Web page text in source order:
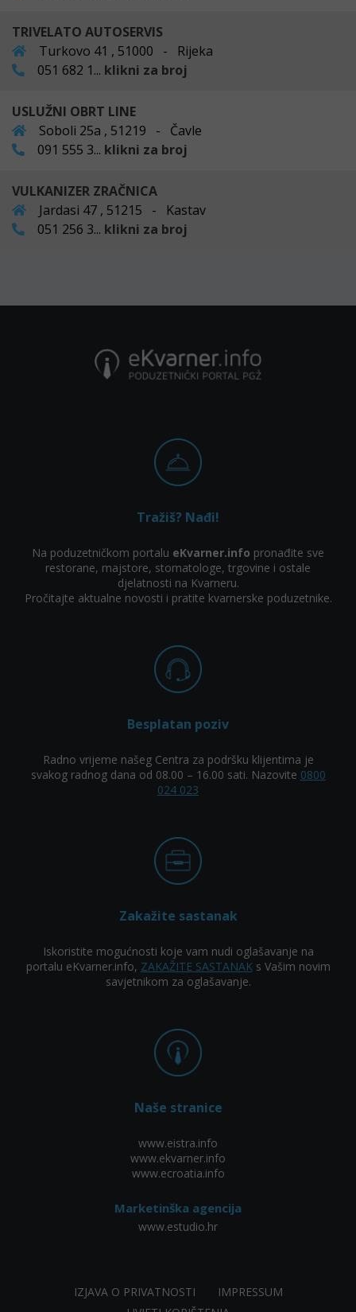
TRIVELATO AUTOSERVIS
Turkovo 41 , 51000 - Rijeka
051 682 1... klikni za broj
USLUŽNI OBRT LINE
Soboli 25a , 51219 - Čavle
091 555 3... klikni za broj
VULKANIZER ZRAČNICA
Jardasi 47 , 51215 - Kastav
051 256 3... klikni za broj
Tražiš? Nađi!
Na poduzetničkom portalu eKvarner.info pronađite sve
restorane, majstore, stomatologe, trgovine i ostale
djelatnosti na Kvarneru.
Pročitajte aktualne novosti i pratite kvarnerske poduzetnike.
Besplatan poziv
Radno vrijeme našeg Centra za podršku klijentima je
svakog radnog dana od 08.00 – 16.00 sati. Nazovite 0800
024 023
Zakažite sastanak
Iskoristite mogućnosti koje vam nudi oglašavanje na
portalu eKvarner.info, ZAKAŽITE SASTANAKs Vašim novim
savjetnikom za oglašavanje.
Naše stranice
www.eistra.info
www.ekvarner.info
www.ecroatia.info
Marketinška agencija
www.estudio.hr
IZJAVA O PRIVATNOSTI
IMPRESSUM